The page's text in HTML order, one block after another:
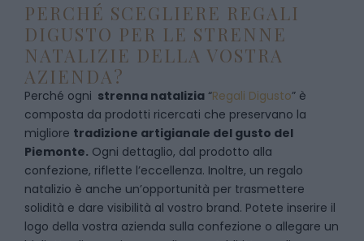
PERCHÉ SCEGLIERE REGALI
DIGUSTO PER LE STRENNE
NATALIZIE DELLA VOSTRA
AZIENDA?
Perché ogni strenna natalizia “Regali Digusto” è
composta da prodotti ricercati che preservano la
migliore tradizione artigianale del gusto del
Piemonte. Ogni dettaglio, dal prodotto alla
confezione, riflette l’eccellenza. Inoltre, un regalo
natalizio è anche un’opportunità per trasmettere
solidità e dare visibilità al vostro brand. Potete inserire il
logo della vostra azienda sulla confezione o allegare un